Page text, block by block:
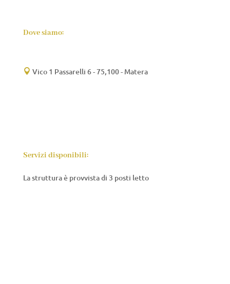
Dove siamo:
 Vico 1 Passarelli 6 - 75,100 - Matera
Servizi disponibili:
La struttura è provvista di 3 posti letto